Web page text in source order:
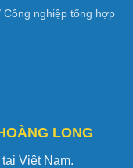
Công nghiệp tổng hợp
LONG
Việt Nam.